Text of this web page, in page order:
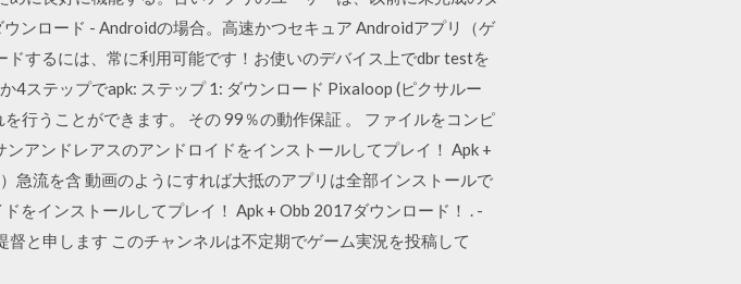
ンロード - Androidの場合。高速かつセキュア Androidアプリ（ゲ
するには、常に利用可能です！お使いのデバイス上でdbr testを
4ステップでapk: ステップ 1: ダウンロード Pixaloop (ピクサルー
行うことができます。 その 99％の動作保証 。 ファイルをコンピ
アンドレアスのアンドロイドをインストールしてプレイ！ Apk +
急流を含 動画のようにすれば大抵のアプリは全部インストールで
をインストールしてプレイ！ Apk + Obb 2017ダウンロード！ . -
と申します このチャンネルは不定期でゲーム実況を投稿して